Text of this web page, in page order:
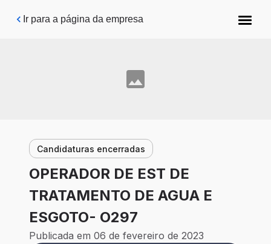
Pular para o conteúdo principal
Ir para a página da empresa
Candidaturas encerradas
OPERADOR DE EST DE
TRATAMENTO DE AGUA E
ESGOTO- O297
Publicada em 06 de fevereiro de 2023